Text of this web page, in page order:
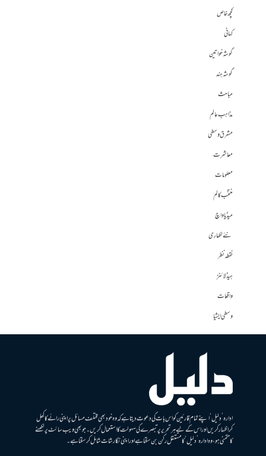
کچھ خاص
کہانی
گوشہ خواتین
گوشہ ہند
مباحث
مذاہب عالم
مشرق وسطی
معاشرت
معلومات
منتخب کالم
میڈیا واچ
نئے لکھاری
نقطہ نظر
ہیڈلائنز
واقعات
وسطی ایشیا
ادارہ ’دلیل‘ اپنے تمام قارئین کو اس بات کی دعوت دیتا ہے کہ وہ خود بھی مختلف مسائل پر اپنی رائے کا کھل
کر اظہار کریں اور اس کے لیے ہر تحریر پر تبصرے کی سہولت کا استعمال کریں۔ جو بھی ویب سائٹ پر لکھنے
کا متمنی ہو، وہ ادارہ ’دلیل‘ کا مستقل رکن بن سکتا ہے اور اپنی نگارشات شامل کرسکتا ہے۔